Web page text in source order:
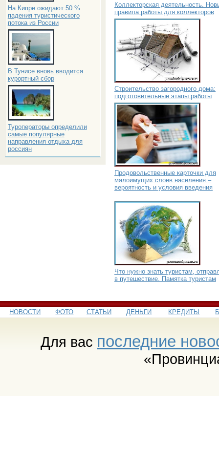
На Кипре ожидают 50 %
падения туристического
потока из России
В Тунисе вновь вводится
курортный сбор
Туроператоры определили
самые популярные
направления отдыха для
россиян
Коллекторская деятельность.
правила работы для коллекторов
Строительство загородного дома:
подготовительные этапы работы
Продовольственные карточки для
малоимущих слоев населения –
вероятность и условия введения
Что нужно знать туристам,
в путешествие. Памятка туристам
НОВОСТИ ФОТО СТАТЬИ ДЕНЬГИ КРЕДИТЫ
Для вас последние